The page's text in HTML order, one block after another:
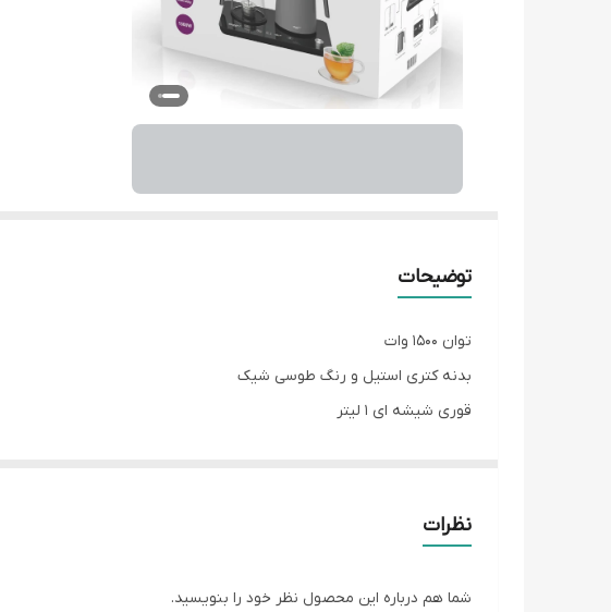
توضیحات
توان 1500 وات
بدنه کتری استیل و رنگ طوسی شیک
قوری شیشه ای 1 لیتر
دمنوش ساز
پنل لمسی و دیجیتال
نظرات
شما هم درباره این محصول نظر خود را بنویسید.